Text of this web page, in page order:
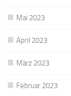
Mai 2023
April 2023
März 2023
Februar 2023